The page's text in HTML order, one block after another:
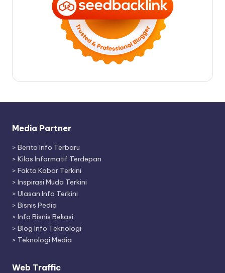
Media Partner
> Berita Info Terbaru
> Kilas Informatif Terdepan
> Fakta Kabar Terkini
> Inspirasi Muda Terkini
> Ulasan Info Terkini
> Bisnis Pedia
> Info Bisnis Bekasi
> Blog Info Teknologi
> Teknologi Media
Web Traffic